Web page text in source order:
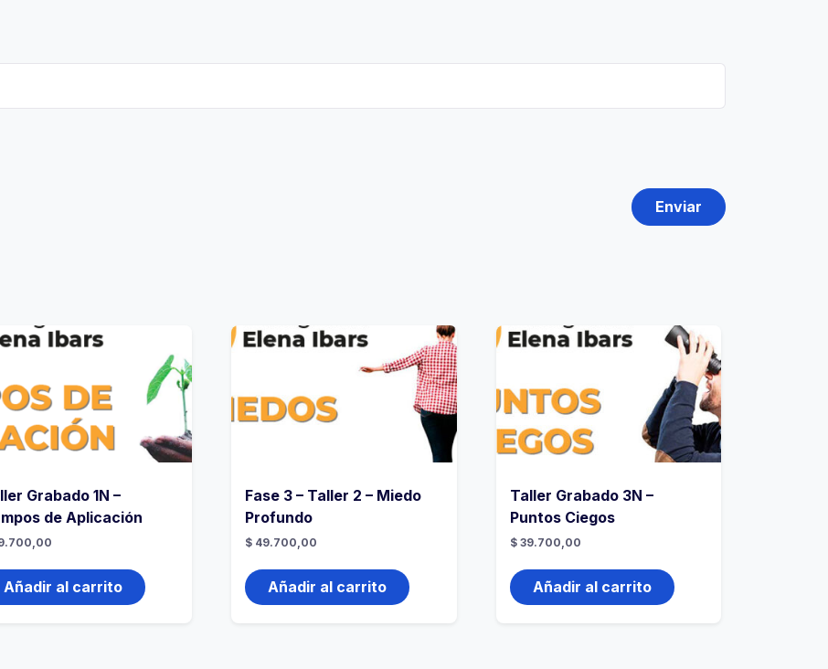
Grabado 1N –
de Aplicación
Añadir al carrito
Fase 3 – Taller 2 – Miedo
Profundo
$ 49.700,00
Añadir al carrito
Taller Grabado 3N –
Puntos Ciegos
$39.700,00
Añadir al carrito